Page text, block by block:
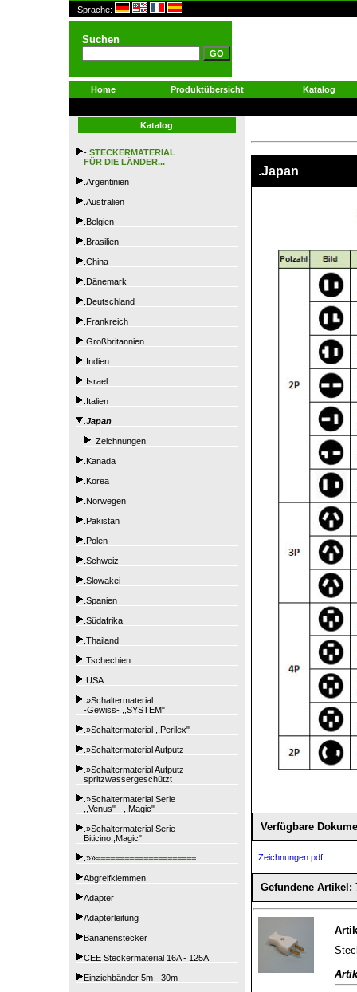
Sprache:
Suchen
Home Produktübersicht Katalog
Katalog
- STECKERMATERIAL
FÜR DIE LÄNDER...
.Argentinien
.Australien
.Belgien
.Brasilien
.China
.Dänemark
.Deutschland
.Frankreich
.Großbritannien
.Indien
.Israel
.Italien
.Japan
Zeichnungen
.Kanada
.Korea
.Norwegen
.Pakistan
.Polen
.Schweiz
.Slowakei
.Spanien
.Südafrika
.Thailand
.Tschechien
.USA
.»Schaltermaterial
-Gewiss- ,,SYSTEM"
.»Schaltermaterial ,,Perilex"
.»Schaltermaterial Aufputz
.»Schaltermaterial Aufputz
spritzwassergeschützt
.»Schaltermaterial Serie
,,Venus" - ,,Magic"
.»Schaltermaterial Serie
Biticino,,Magic"
.»»=====================
Abgreifklemmen
Adapter
Adapterleitung
Bananenstecker
CEE Steckermaterial 16A - 125A
Einziehbänder 5m - 30m
.Japan
Verfügbare
Zeichnungen.pdf
Gefundene Artikel: